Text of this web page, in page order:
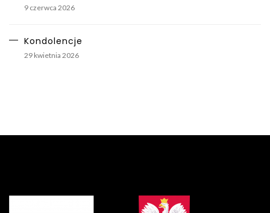
9 czerwca 2026
Kondolencje
29 kwietnia 2026